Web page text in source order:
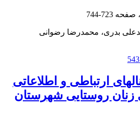
723-744
بدری، محمدرضا رضوانی
ارتباطی و اطلاعاتی
زنان روستایی شهرستان